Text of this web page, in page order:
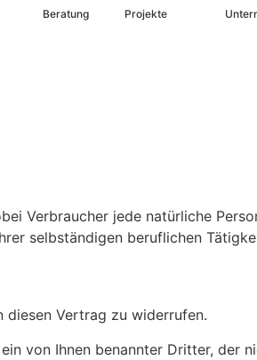
Beratung Projekte
Verbraucher jede natürliche
selbständigen beruflichen
diesen Vertrag zu widerrufen.
von Ihnen benannter Dritter, der